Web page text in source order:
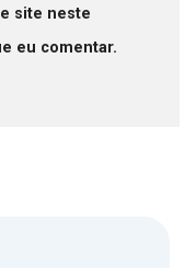
site neste
eu comentar.